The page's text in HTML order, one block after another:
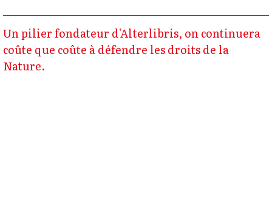
Un pilier fondateur d'Alterlibris, on continuera
coûte que coûte à défendre les droits de la
Nature.